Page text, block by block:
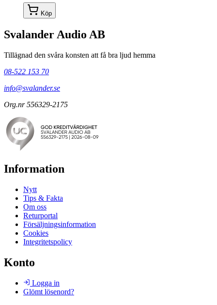
Köp
Svalander Audio AB
Tillägnad den svåra konsten att få bra ljud hemma
08-522 153 70
info@svalander.se
Org.nr 556329-2175
Information
Nytt
Tips & Fakta
Om oss
Returportal
Försäljningsinformation
Cookies
Integritetspolicy
Konto
Logga in
Glömt lösenord?